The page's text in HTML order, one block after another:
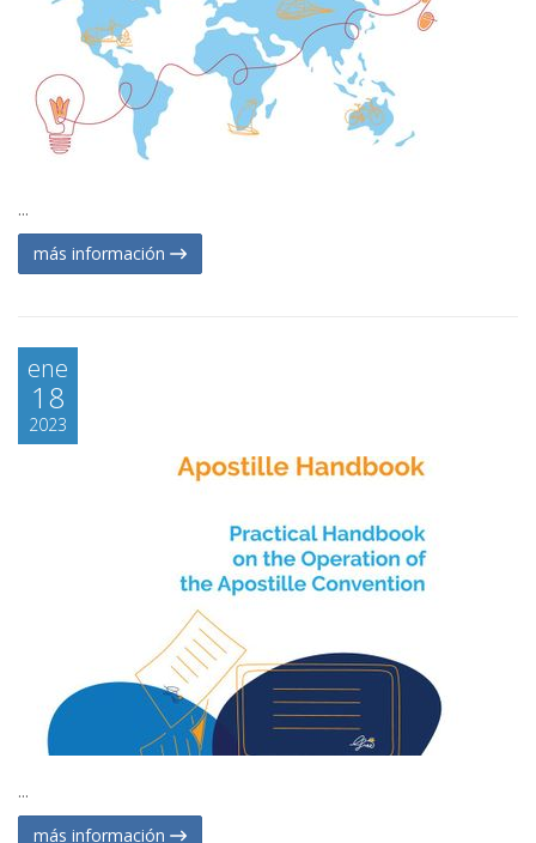
...
más información
ene
18
2023
...
más información